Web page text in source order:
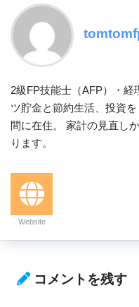
2級FP技能士（AFP）・経
ツ貯金と節約生活、投資
間に在住。 家計の見直し
ります。
Website
コメントを残す